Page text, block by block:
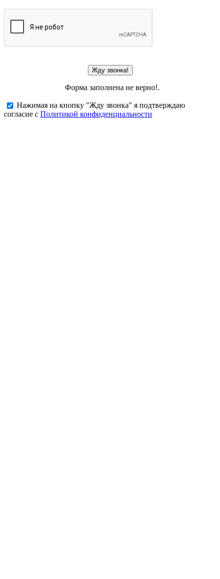
Жду звонка!
Форма заполнена не верно!.
Нажимая на кнопку "Жду звонка" я подтверждаю
согласие с Политикой конфиденциальности